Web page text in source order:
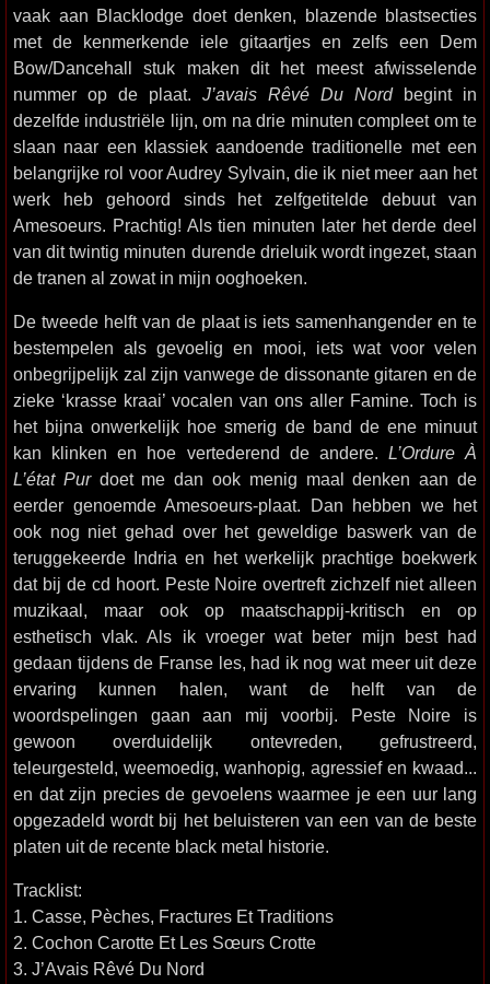
vaak aan Blacklodge doet denken, blazende blastsecties
met de kenmerkende iele gitaartjes en zelfs een Dem
Bow/Dancehall stuk maken dit het meest afwisselende
nummer op de plaat. J’avais Rêvé Du Nordbegint in
dezelfde industriële lijn, om na drie minuten compleet om te
slaan naar een klassiek aandoende traditionelle met een
belangrijke rol voor Audrey Sylvain, die ik niet meer aan het
werk heb gehoord sinds het zelfgetitelde debuut van
Amesoeurs. Prachtig! Als tien minuten later het derde deel
van dit twintig minuten durende drieluik wordt ingezet, staan
de tranen al zowat in mijn ooghoeken.
De tweede helft van de plaat is iets samenhangender en te
bestempelen als gevoelig en mooi, iets wat voor velen
onbegrijpelijk zal zijn vanwege de dissonante gitaren en de
zieke ‘krasse kraai’ vocalen van ons aller Famine. Toch is
het bijna onwerkelijk hoe smerig de band de ene minuut
kan klinken en hoe vertederend de andere. L’Ordure À
L’état Purdoet me dan ook menig maal denken aan de
eerder genoemde Amesoeurs-plaat. Dan hebben we het
ook nog niet gehad over het geweldige baswerk van de
teruggekeerde Indria en het werkelijk prachtige boekwerk
dat bij de cd hoort. Peste Noire overtreft zichzelf niet alleen
muzikaal, maar ook op maatschappij-kritisch en op
esthetisch vlak. Als ik vroeger wat beter mijn best had
gedaan tijdens de Franse les, had ik nog wat meer uit deze
ervaring kunnen halen, want de helft van de
woordspelingen gaan aan mij voorbij. Peste Noire is
gewoon overduidelijk ontevreden, gefrustreerd,
teleurgesteld, weemoedig, wanhopig, agressief en kwaad...
en dat zijn precies de gevoelens waarmee je een uur lang
opgezadeld wordt bij het beluisteren van een van de beste
platen uit de recente black metal historie.
Tracklist:
1. Casse, Pèches, Fractures Et Traditions
2. Cochon Carotte Et Les Sœurs Crotte
3. J’Avais Rêvé Du Nord